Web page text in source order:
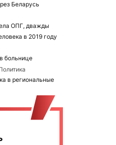
Беларусь
ОПГ, дважды
в 2019 году
больнице
в региональные